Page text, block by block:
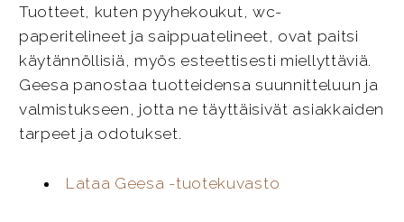
Tuotteet, kuten pyyhekoukut, wc-
paperitelineet ja saippuatelineet, ovat paitsi
käytännöllisiä, myös esteettisesti miellyttäviä.
Geesa panostaa tuotteidensa suunnitteluun ja
valmistukseen, jotta ne täyttäisivät asiakkaiden
tarpeet ja odotukset.
Lataa Geesa -tuotekuvasto